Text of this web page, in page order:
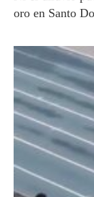
oro en Santo